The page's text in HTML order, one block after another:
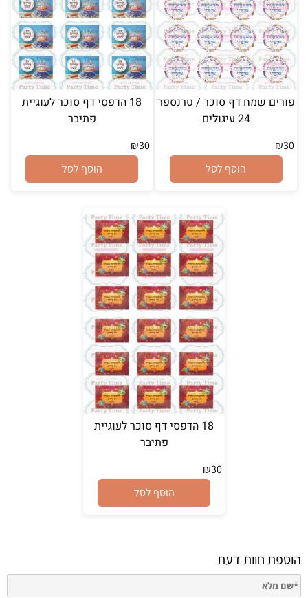
פורים שמח דף סוכר / טרנספר
24 עיגולים
₪30
הוסף לסל
18 הדפסי דף סוכר לעוגיית
פתיבר
₪30
הוסף לסל
18 הדפסי דף סוכר לעוגיית
פתיבר
₪30
הוסף לסל
הוספת חוות דעת